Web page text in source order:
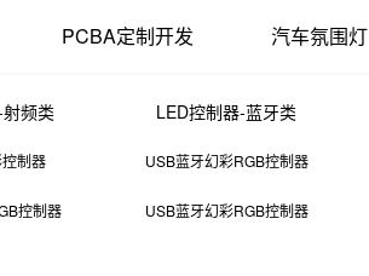
频类
制器
控制器
LED控制器-蓝牙类
USB蓝牙幻彩RGB控制器
USB蓝牙幻彩RGB控制器
PCBA定制开发 汽车氛围灯